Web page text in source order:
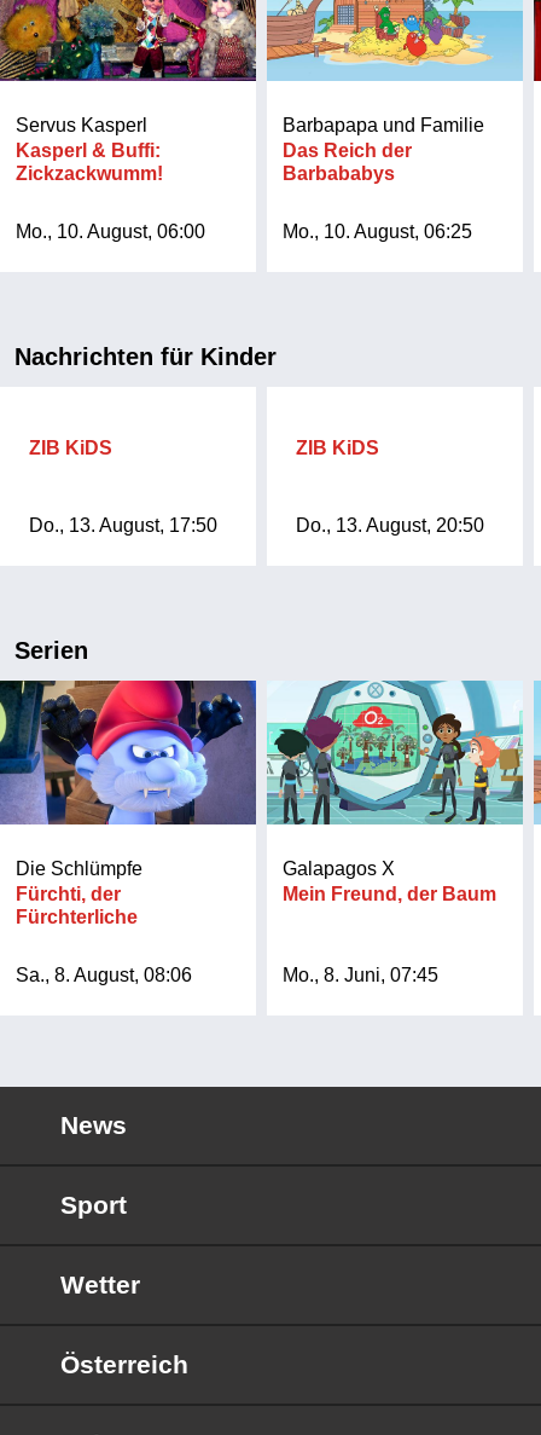
Servus Kasperl
Kasperl & Buffi:
Zickzackwumm!
Mo., 10. August, 06:00
Barbapapa und Familie
Das Reich der
Barbababys
Mo., 10. August, 06:25
Nachrichten für Kinder
ZIB KiDS
Do., 13. August, 17:50
ZIB KiDS
Do., 13. August, 20:50
Serien
Die Schlümpfe
Fürchti, der
Fürchterliche
Sa., 8. August, 08:06
Galapagos X
Mein Freund, der Baum
Mo., 8. Juni, 07:45
News
Sport
Wetter
Österreich